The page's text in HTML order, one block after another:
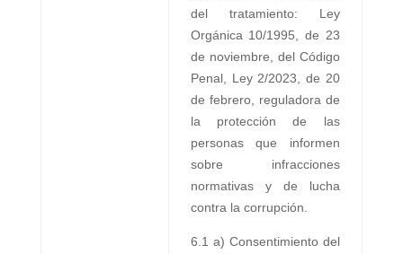
del tratamiento: Ley
Orgánica 10/1995, de 23
de noviembre, del Código
Penal, Ley 2/2023, de 20
de febrero, reguladora de
la protección de las
personas que informen
sobre infracciones
normativas y de lucha
contra la corrupción.
6.1 a) Consentimiento del